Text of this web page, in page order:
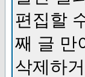
편집할
째 글 만
삭제하